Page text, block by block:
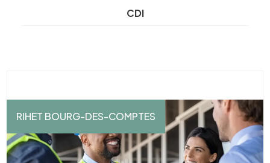
CDI
RIHET BOURG-DES-COMPTES